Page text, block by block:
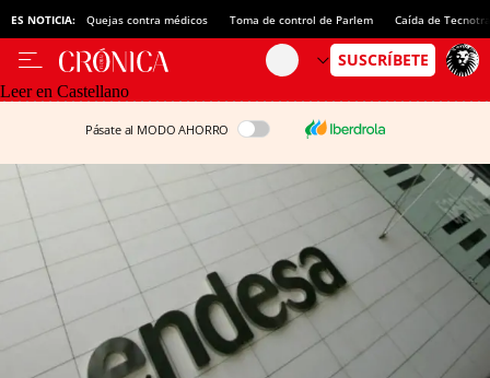
ES NOTICIA: Quejas contra médicos Toma de control de Parlem Caída de
Leer en Castellano
Pásate al MODO AHORRO